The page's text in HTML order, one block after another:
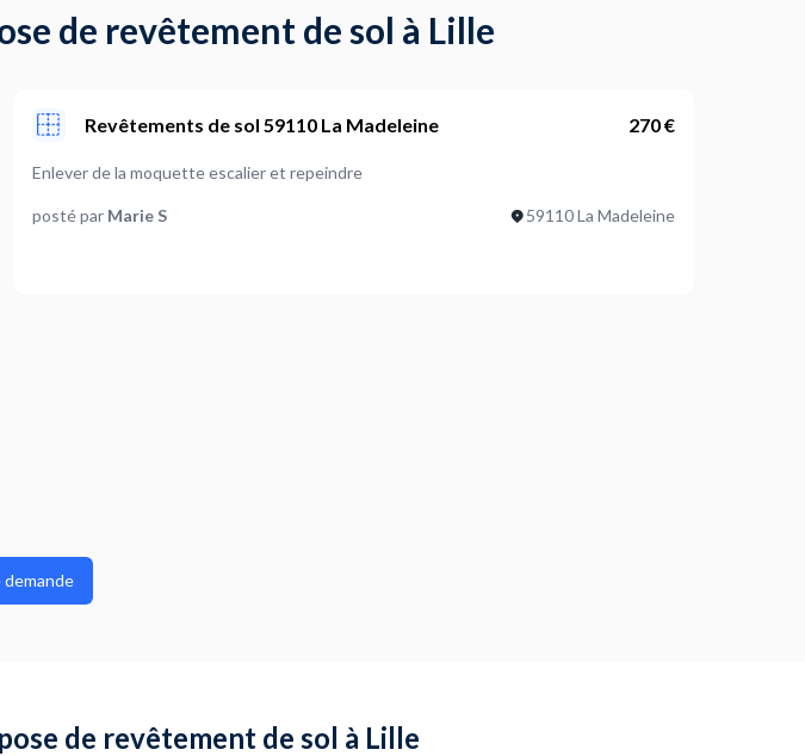
de revêtement de sol à Lille
Revêtements de sol 59110 La Madeleine 270 €
Enlever de la moquette escalier et repeindre
posté par Marie S 59110 La Madeleine
demande
de revêtement de sol à Lille